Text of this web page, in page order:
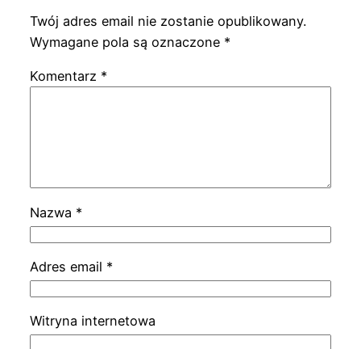
Twój adres email nie zostanie opublikowany.
Wymagane pola są oznaczone *
Komentarz *
Nazwa *
Adres email *
Witryna internetowa